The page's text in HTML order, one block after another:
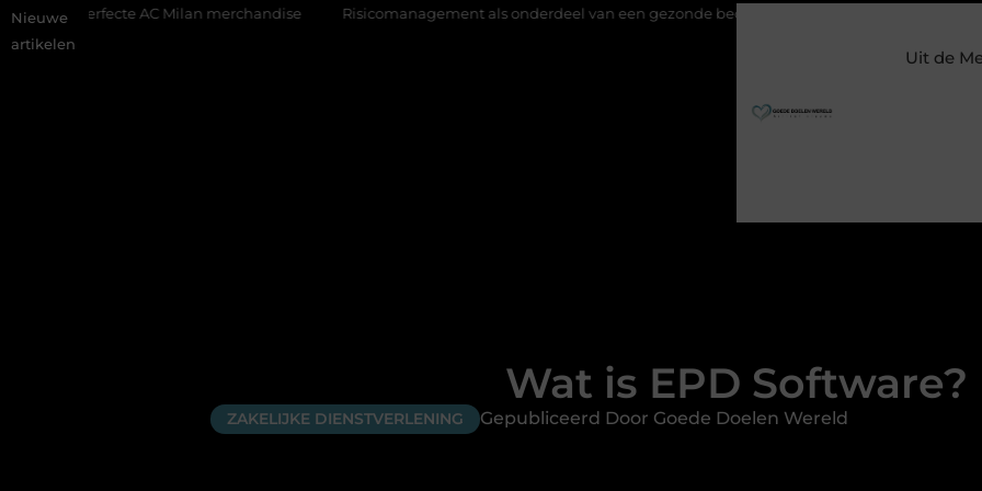
Nieuwe
artikelen
AC Milan merchandise Risicomanagement als onderdeel van een gezonde bedrijfsvoering
Uit de
Wat is EPD Software?
ZAKELIJKE DIENSTVERLENING Gepubliceerd Door Goede Doelen Wereld